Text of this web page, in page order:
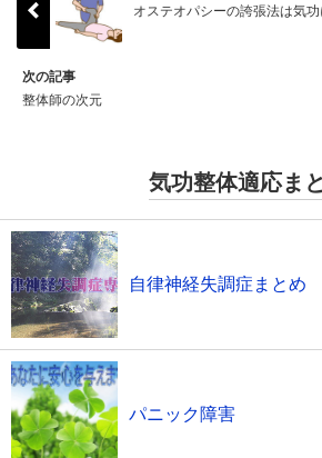
オステオパシーの誇張法は気
次の記事
整体師の次元
気功整体適応ま
自律神経失調症まとめ
パニック障害